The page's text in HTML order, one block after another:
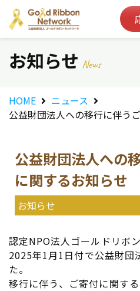
お知らせ News
HOME
ニュース
公益財団法人への移行に伴う
公益財団法人への
に関するお知らせ
お知らせ
認定NPO法人ゴールドリボ
2025年1月1日付で公益財団
た。
移行に伴う、ご寄付に関する